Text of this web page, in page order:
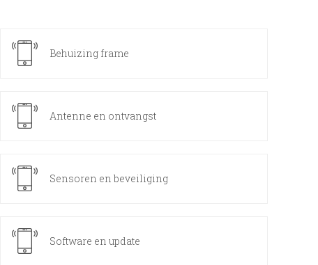
Behuizing frame
Antenne en ontvangst
Sensoren en beveiliging
Software en update